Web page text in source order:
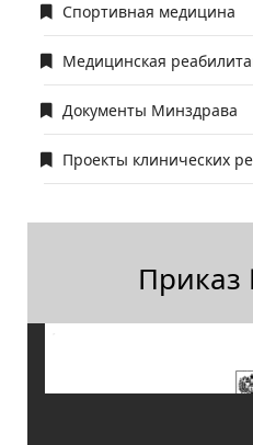
Спортивная медицина
Медицинская
Документы Минздрава
Проекты клинических